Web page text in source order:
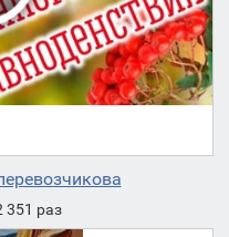
351 раз